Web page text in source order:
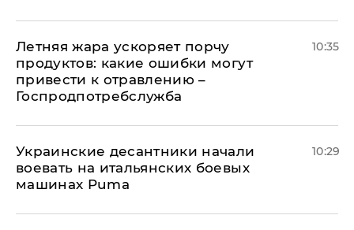
Летняя жара ускоряет порчу
продуктов: какие ошибки могут
привести к отравлению –
Госпродпотребслужба
10:35
Украинские десантники начали
воевать на итальянских боевых
машинах Puma
10:29